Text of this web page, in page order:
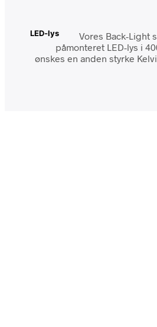
LED-lys
Vores Back-Light
påmonteret LED-lys i
ønskes en anden styrke